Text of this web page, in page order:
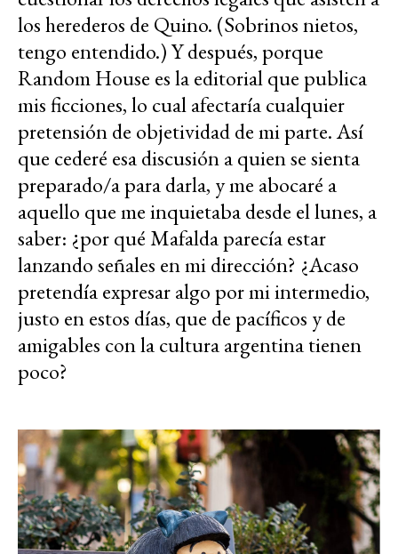
los herederos de Quino. (Sobrinos nietos,
tengo entendido.) Y después, porque
Random House es la editorial que publica
mis ficciones, lo cual afectaría cualquier
pretensión de objetividad de mi parte. Así
que cederé esa discusión a quien se sienta
preparado/a para darla, y me abocaré a
aquello que me inquietaba desde el lunes, a
saber: ¿por qué Mafalda parecía estar
lanzando señales en mi dirección? ¿Acaso
pretendía expresar algo por mi intermedio,
justo en estos días, que de pacíficos y de
amigables con la cultura argentina tienen
poco?